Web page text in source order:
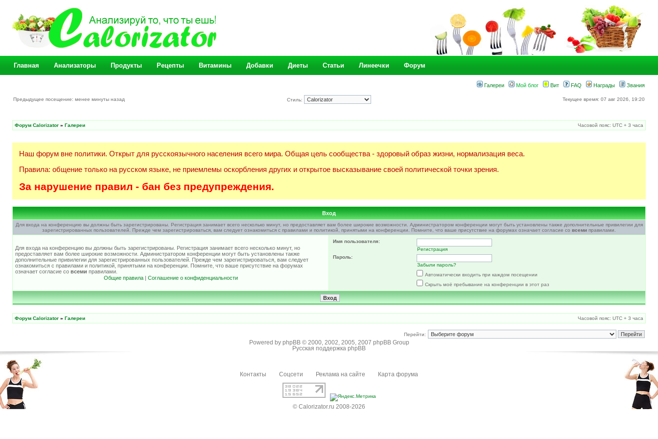
Главная Анализаторы Продукты Рецепты Витамины Добавки Диеты Статьи Линеечки Форум
Галереи Мой блог Вит FAQ Награды Звания
Предыдущее посещение: менее минуты назад Стиль: Текущее время: 07 авг 2026, 19:20
Форум Calorizator » Галереи Часовой пояс: UTC + 3 часа
Наш форум вне политики. Открыт для русскоязычного населения всего мира. Общая цель сообщества - здоровый образ жизни, нормализация веса.
Правила: общение только на русском языке, не приемлемы оскорбления других и открытое высказывание своей политической точки зрения.
За нарушение правил - бан без предупреждения.
Вход
Для входа на конференцию вы должны быть зарегистрированы. Регистрация занимает всего несколько минут, но предоставляет вам более широкие возможности. Администратором конференции могут быть установлены также дополнительные привилегии для
зарегистрированных пользователей. Прежде чем зарегистрироваться, вам следует ознакомиться с правилами и политикой, принятыми на конференции. Помните, что ваше присутствие на форумах означает согласие со всемиправилами.
Для входа на конференцию вы должны быть зарегистрированы. Регистрация занимает всего несколько минут, но
предоставляет вам более широкие возможности. Администратором конференции могут быть установлены также
дополнительные привилегии для зарегистрированных пользователей. Прежде чем зарегистрироваться, вам следует
ознакомиться с правилами и политикой, принятыми на конференции. Помните, что ваше присутствие на форумах
означает согласие со всеми правилами.
Общие правила| Соглашение о конфиденциальности
Имя пользователя:
Регистрация
Пароль:
Забыли пароль?
Автоматически входить при каждом посещении
Скрыть моё пребывание на конференции в этот раз
Форум Calorizator » Галереи Часовой пояс: UTC + 3 часа
Перейти:
Powered by phpBB© 2000, 2002, 2005, 2007 phpBB Group
Русская поддержка phpBB
Контакты Соцсети Реклама на сайте Карта форума
© Calorizator.ru 2008-2026